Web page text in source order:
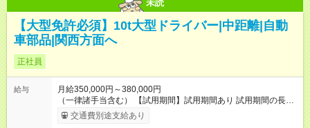
未読
【大型免許必須】10t大型ドライバー|中距離|自動
車部品|関西方面へ
正社員
給与
月給350,000円～380,000円
（一律諸手当含む） 【試用期間】試用期間あり 試用期間の長
さ：3ヶ月 ※ 雇用形態と給与に、本採用時と異なる部分がありま
す。 雇用形態：本採用時と同じです。 給与：時給 1,047
交通費別途支給あり